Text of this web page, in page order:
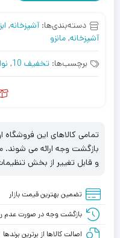
دسته‌بندی‌ها:آشپزخانه,
آشپزخانه, مانزو
برچسب‌ها: تخفیف 10 , نوا
تمامی کالاهای این فروشگاه
بازگشت وجه ارائه می
و قابل تغییر از بخش
تضمین بهترین قیمت بازار
بازگشت وجه در صورت عدم
اصالت کالاها از برترین برندها